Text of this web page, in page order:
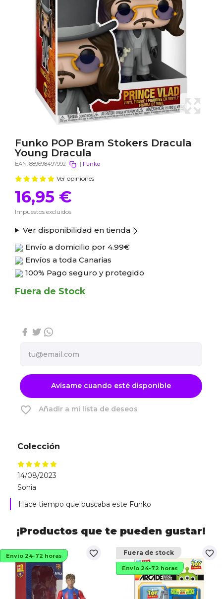
Funko POP Bram Stokers Dracula
Young Dracula
EAN: 889698497992 | Funko
Ver opiniones
16,95 €
Impuestos excluidos
Ver disponibilidad en tienda
Envío a domicilio por 4.99€
Envíos a toda Canarias
100% Pago seguro y protegido
Fuera de Stock
Avísame cuando esté disponible
favorite_border Añadir a mi lista de deseos
Colección
14/08/2023
Sonia
Hace tiempo que buscaba este Funko
¡Productos que te pueden gustar!
favorite_border
Envío 24-72 horas favorite_border
Fuera de stock
Envío 24-72 horas